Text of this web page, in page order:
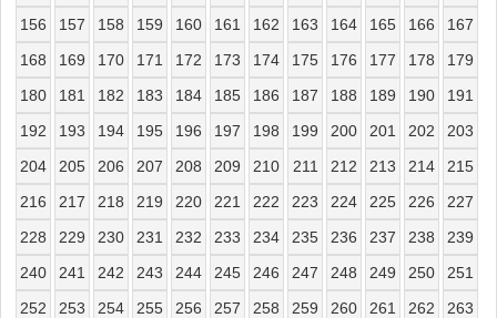
156
157 158 159 160 161 162 163 164 165 166
167
168
169 170 171 172 173 174 175 176 177 178
179
180
181 182 183 184 185 186 187 188 189 190
191
192
193 194 195 196 197 198 199 200 201 202
203
204
205 206 207 208 209 210 211 212 213 214
215
216
217 218 219 220 221 222 223 224 225 226
227
228
229 230 231 232 233 234 235 236 237 238
239
240
241 242 243 244 245 246 247 248 249 250
251
252
253 254 255 256 257 258 259 260 261 262
263